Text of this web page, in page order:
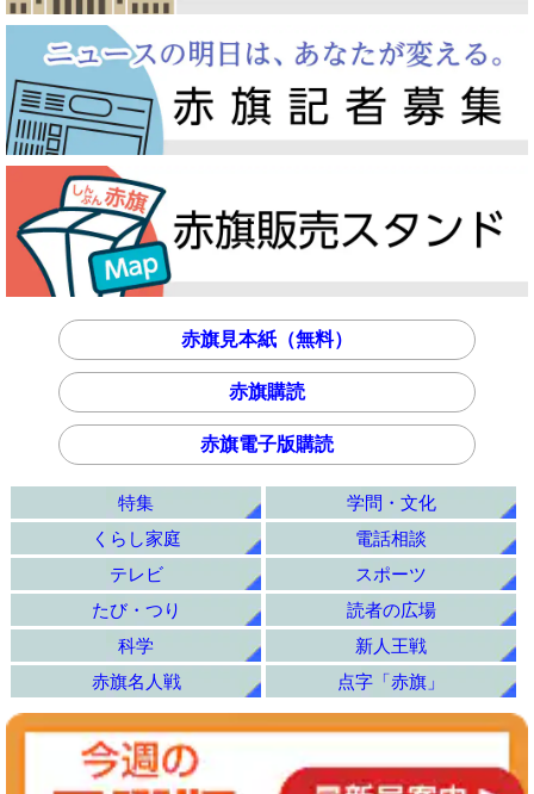
赤旗見本紙（無料）
赤旗購読
赤旗電子版購読
特集
学問・文化
くらし家庭
電話相談
テレビ
スポーツ
たび・つり
読者の広場
科学
新人王戦
赤旗名人戦
点字「赤旗」